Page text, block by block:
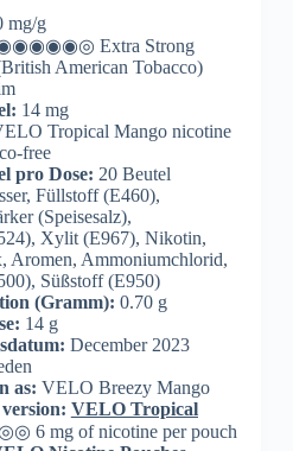
mg/g
Extra Strong
American Tobacco)
14 mg
Tropical Mango nicotine
free
pro Dose: 20 Beutel
Füllstoff (E460),
(Speisesalz),
Xylit (E967), Nikotin,
Aromen, Ammoniumchlorid,
Süßstoff (E950)
(Gramm): 0.70 g
14 g
December 2023
as: VELO Breezy Mango
VELO Tropical
mg of nicotine per pouch